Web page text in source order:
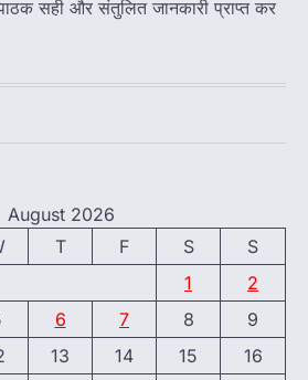
सही और संतुलित जानकारी प्राप्त कर
August 2026
T F S
S
1
2
6 7 8
9
13 14 15
16